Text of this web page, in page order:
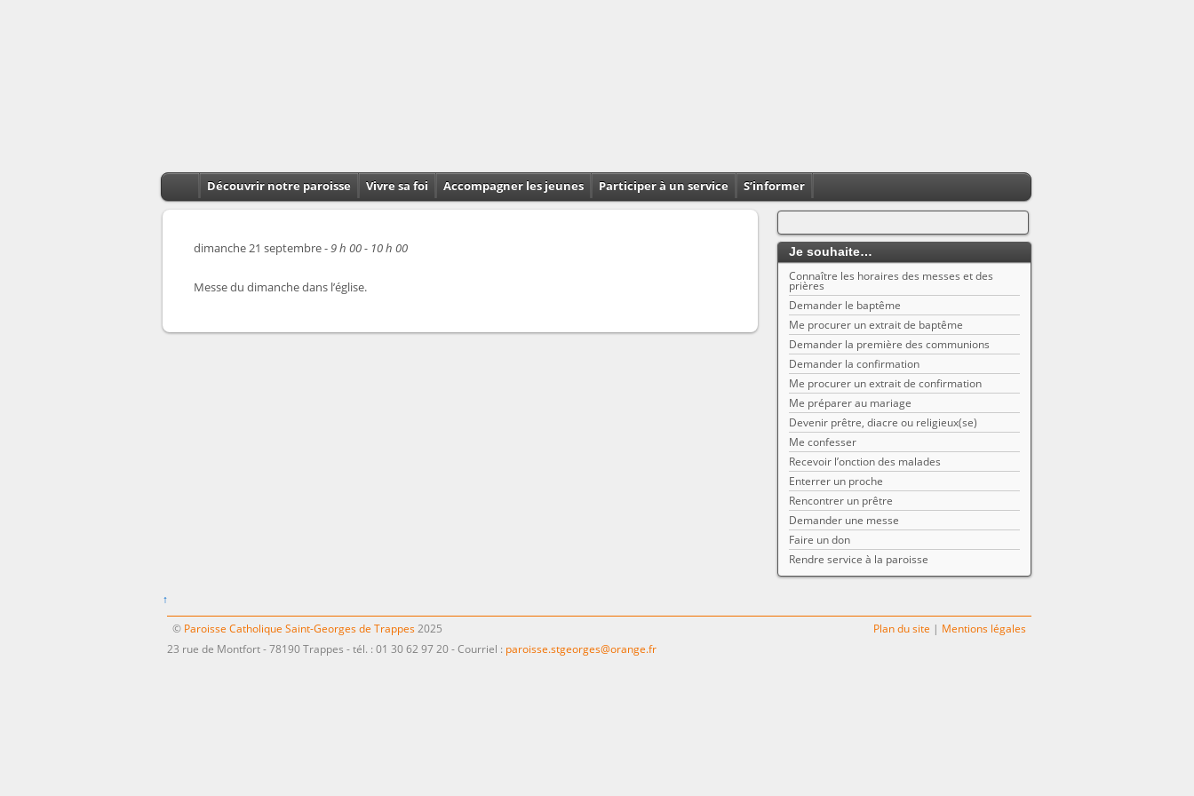
Découvrir notre paroisse Vivre sa foi Accompagner les jeunes Participer à un service S’informer
dimanche 21 septembre -9 h 00 - 10 h 00
Messe du dimanche dans l’église.
Je souhaite…
Connaître les horaires des messes et des
prières
Demander le baptême
Me procurer un extrait de baptême
Demander la première des communions
Demander la confirmation
Me procurer un extrait de confirmation
Me préparer au mariage
Devenir prêtre, diacre ou religieux(se)
Me confesser
Recevoir l’onction des malades
Enterrer un proche
Rencontrer un prêtre
Demander une messe
Faire un don
Rendre service à la paroisse
↑
© Paroisse Catholique Saint-Georges de Trappes 2025 Plan du site | Mentions légales
23 rue de Montfort - 78190 Trappes - tél. : 01 30 62 97 20 - Courriel : paroisse.stgeorges@orange.fr